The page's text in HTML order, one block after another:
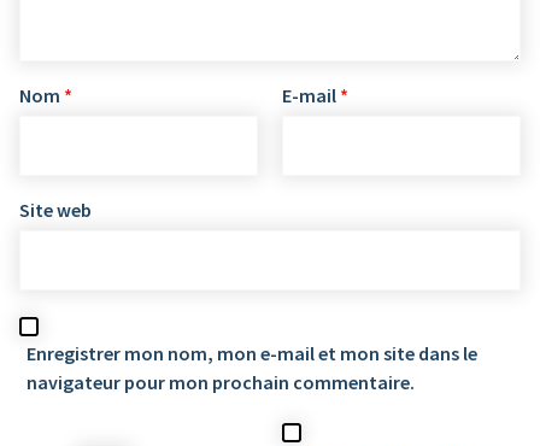
Nom * E-mail *
Site web
Enregistrer mon nom, mon e-mail et mon site dans le
navigateur pour mon prochain commentaire.